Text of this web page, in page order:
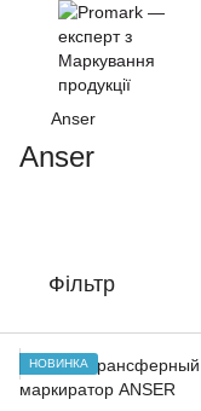
Anser
Anser
Фільтр
НОВИНКА